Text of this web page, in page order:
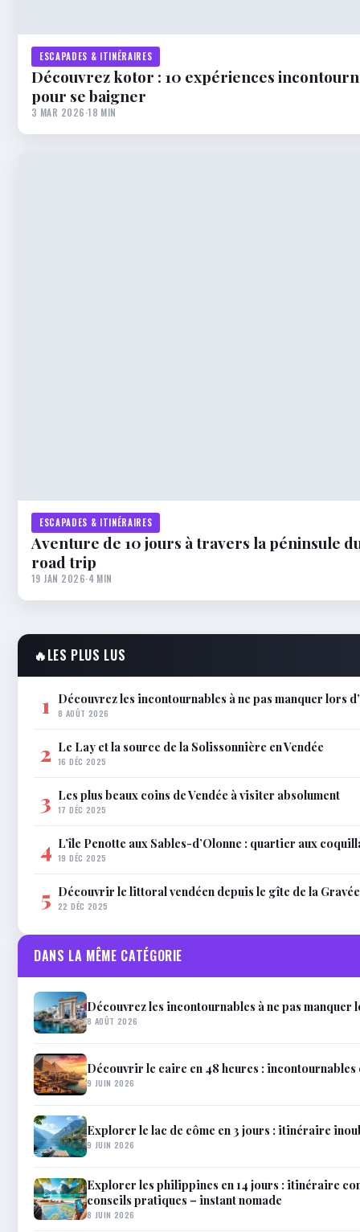
ESCAPADES & ITINÉRAIRES
Découvrez kotor : 10 expériences
pour se baigner
3 MAR 2026·18 MIN
ESCAPADES & ITINÉRAIRES
Aventure de 10 jours à travers la péninsule
road trip
19 JAN 2026·4 MIN
🔥LES PLUS LUS
1 Découvrez les incontournables à ne pas manquer lors
8 AOÛT 2026
2 Le Lay et la source de la Solissonnière en Vendée
16 DÉC 2025
3 Les plus beaux coins de Vendée à visiter absolument
17 DÉC 2025
4 L’île Penotte aux Sables-d’Olonne : quartier aux
19 DÉC 2025
5 Découvrir le littoral vendéen depuis le gîte de la Gravée
22 DÉC 2025
DANS LA MÊME CATÉGORIE
Découvrez les incontournables à ne pas manquer
8 AOÛT 2026
Découvrir le caire en 48 heures : incontournables
9 JUIN 2026
Explorer le lac de côme en 3 jours : itinéraire
9 JUIN 2026
Explorer les philippines en 14 jours : itinéraire
conseils pratiques – instant nomade
8 JUIN 2026